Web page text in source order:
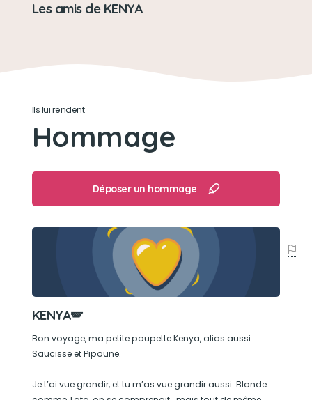
attachante, fidèle, hargneuse
Son jouet préféré
Une girafe qu'on a dû jeté car elle en devenait
totalement folle
Son loisir préféré
Les amis de KENYA
Ils lui rendent
Hommage
Déposer un hommage
KENYA🪽
Bon voyage, ma petite poupette Kenya, alias aussi
Saucisse et Pipoune.
Je t’ai vue grandir, et tu m’as vue grandir aussi. Blonde